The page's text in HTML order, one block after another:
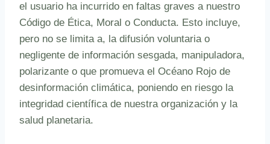
el usuario ha incurrido en faltas graves a nuestro
Código de Ética, Moral o Conducta. Esto incluye,
pero no se limita a, la difusión voluntaria o
negligente de información sesgada, manipuladora,
polarizante o que promueva el Océano Rojo de
desinformación climática, poniendo en riesgo la
integridad científica de nuestra organización y la
salud planetaria.